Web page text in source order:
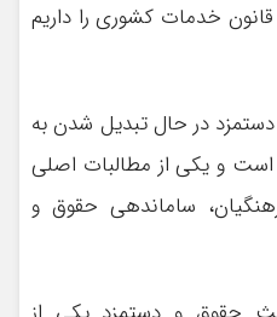
خدمات کشوری را داریم
در حال تبدیل شدن به
و یکی از مطالبات اصلی
ساماندهی حقوق و